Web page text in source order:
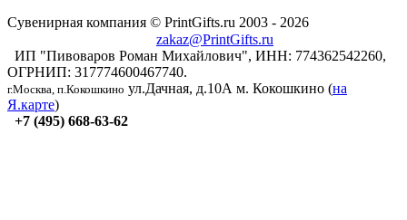
Сувенирная компания © PrintGifts.ru 2003 - 2026
zakaz@PrintGifts.ru
ИП "Пивоваров Роман Михайлович", ИНН: 774362542260,
ОГРНИП: 317774600467740.
г.Москва, п.Кокошкино ул.Дачная, д.10А м. Кокошкино (на
Я.карте)
+7 (495) 668-63-62